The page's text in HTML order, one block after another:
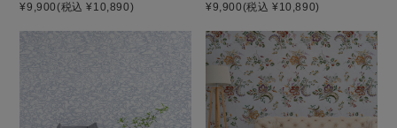
¥9,900(税込 ¥10,890) ¥9,900(税込 ¥10,890)